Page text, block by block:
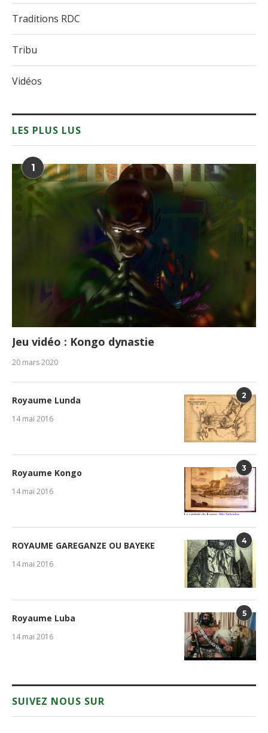
Traditions RDC
Tribu
Vidéos
LES PLUS LUS
1
Jeu vidéo : Kongo dynastie
20 mars 2020
2
Royaume Lunda
14 mai 2016
3
Royaume Kongo
14 mai 2016
4
ROYAUME GAREGANZE OU BAYEKE
14 mai 2016
5
Royaume Luba
14 mai 2016
SUIVEZ NOUS SUR